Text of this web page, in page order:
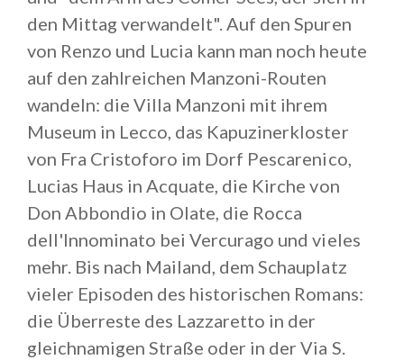
den Mittag verwandelt". Auf den Spuren
von Renzo und Lucia kann man noch heute
auf den zahlreichen Manzoni-Routen
wandeln: die Villa Manzoni mit ihrem
Museum in Lecco, das Kapuzinerkloster
von Fra Cristoforo im Dorf Pescarenico,
Lucias Haus in Acquate, die Kirche von
Don Abbondio in Olate, die Rocca
dell'Innominato bei Vercurago und vieles
mehr. Bis nach Mailand, dem Schauplatz
vieler Episoden des historischen Romans:
die Überreste des Lazzaretto in der
gleichnamigen Straße oder in der Via S.